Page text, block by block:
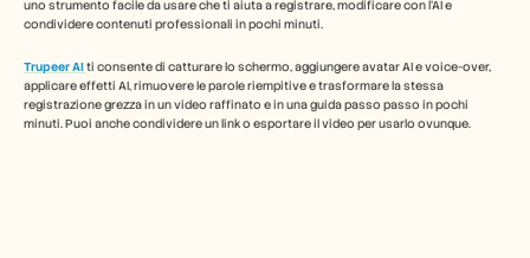
uno strumento facile da usare che ti aiuta a registrare, modificare con l’AI e
condividere contenuti professionali in pochi minuti.
Trupeer AIti consente di catturare lo schermo, aggiungere avatar AI e voice-over,
applicare effetti AI, rimuovere le parole riempitive e trasformare la stessa
registrazione grezza in un video raffinato e in una guida passo passo in pochi
minuti. Puoi anche condividere un link o esportare il video per usarlo ovunque.